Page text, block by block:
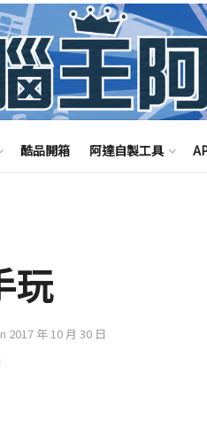
酷品開箱 阿達自製工具
玩
2017 年 10 月 30 日